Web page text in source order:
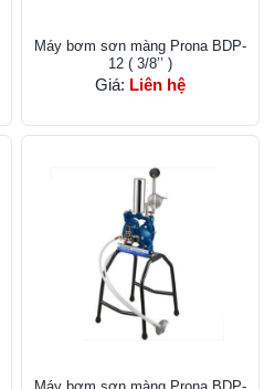
Máy bơm sơn màng Prona ​BDP-
12 ( 3/8’’ )
Giá: Liên hệ